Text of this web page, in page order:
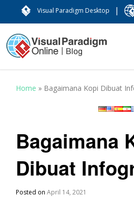
Visual Paradigm Desktop |
Home » Bagaimana Kopi Dibuat
Bagaimana
Dibuat
Posted onApril 14, 2021